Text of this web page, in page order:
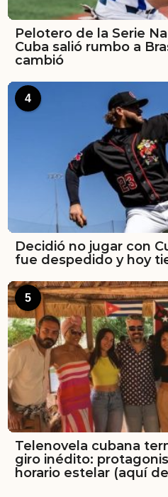
Pelotero de la Serie
Cuba salió rumbo a
cambió
4
Decidió no jugar con
fue despedido y hoy
5
Telenovela cubana
giro inédito:
horario estelar (aquí